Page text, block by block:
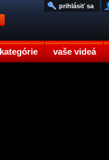
kategórie vaše videá
prihlásiť sa